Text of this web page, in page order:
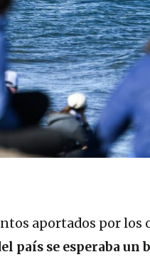
aportados por
país se esperaba